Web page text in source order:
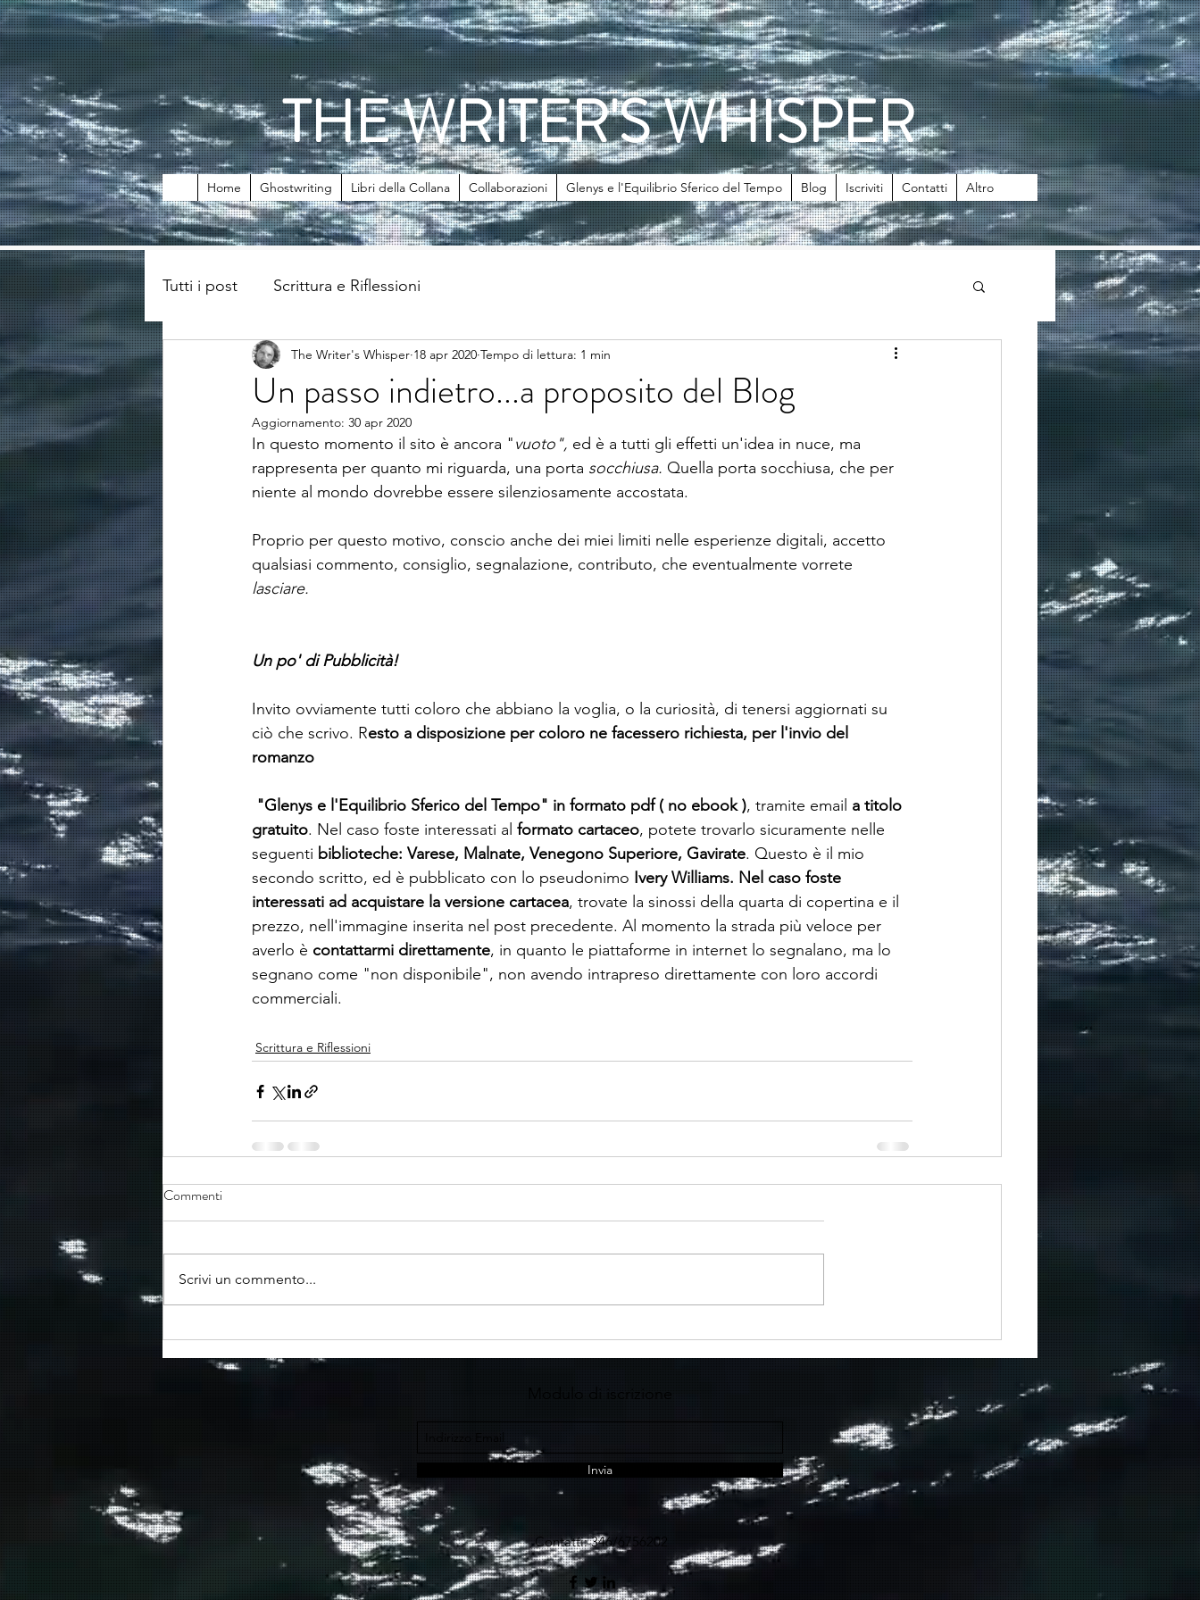
THE WRITER'S WHISPER
Home Ghostwriting Libri della Collana Collaborazioni Glenys e l'Equilibrio Sferico del Tempo Blog Iscriviti Contatti Altro
Tutti i post Scrittura e Riflessioni
Un passo indietro...a proposito del Blog
The Writer's Whisper 18 apr 2020 Tempo di lettura: 1 min
Aggiornamento: 30 apr 2020
In questo momento il sito è ancora "vuoto", ed è a tutti gli effetti un'idea in nuce, ma
rappresenta per quanto mi riguarda, una porta socchiusa. Quella porta socchiusa, che per
niente al mondo dovrebbe essere silenziosamente accostata.
Proprio per questo motivo, conscio anche dei miei limiti nelle esperienze digitali, accetto
qualsiasi commento, consiglio, segnalazione, contributo, che eventualmente vorrete
lasciare.
Un po' di Pubblicità!
Invito ovviamente tutti coloro che abbiano la voglia, o la curiosità, di tenersi aggiornati su
ciò che scrivo. Resto a disposizione per coloro ne facessero richiesta, per l'invio del
romanzo
"Glenys e l'Equilibrio Sferico del Tempo" in formato pdf ( no ebook ), tramite email a titolo
gratuito. Nel caso foste interessati al formato cartaceo, potete trovarlo sicuramente nelle
seguenti biblioteche: Varese, Malnate, Venegono Superiore, Gavirate. Questo è il mio
secondo scritto, ed è pubblicato con lo pseudonimo Ivery Williams. Nel caso foste
interessati ad acquistare la versione cartacea, trovate la sinossi della quarta di copertina e il
prezzo, nell'immagine inserita nel post precedente. Al momento la strada più veloce per
averlo è contattarmi direttamente, in quanto le piattaforme in internet lo segnalano, ma lo
segnano come "non disponibile", non avendo intrapreso direttamente con loro accordi
commerciali.
Scrittura e Riflessioni
Commenti
Scrivi un commento...
Invia
Contatti: 346/6756202